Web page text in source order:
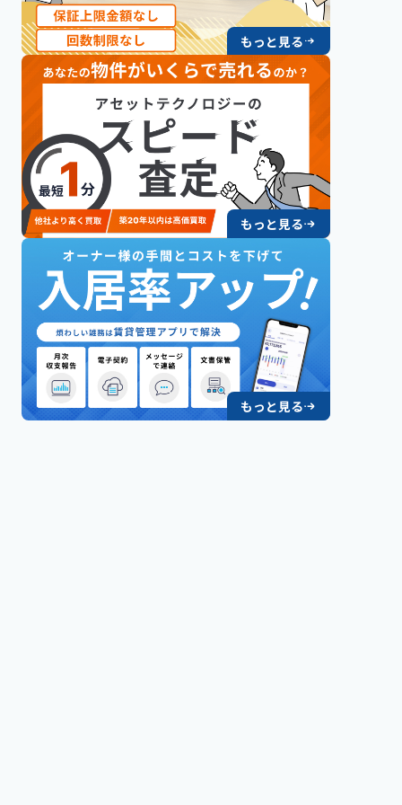
もっと見る
もっと見る
もっと見る